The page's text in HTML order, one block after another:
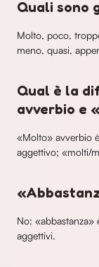
Quali sono
Molto, poco,
meno, quasi,
Qual è la
avverbio e
«Molto» avverbio
aggettivo; «molti/
No: «abbastanza»
aggettivi.